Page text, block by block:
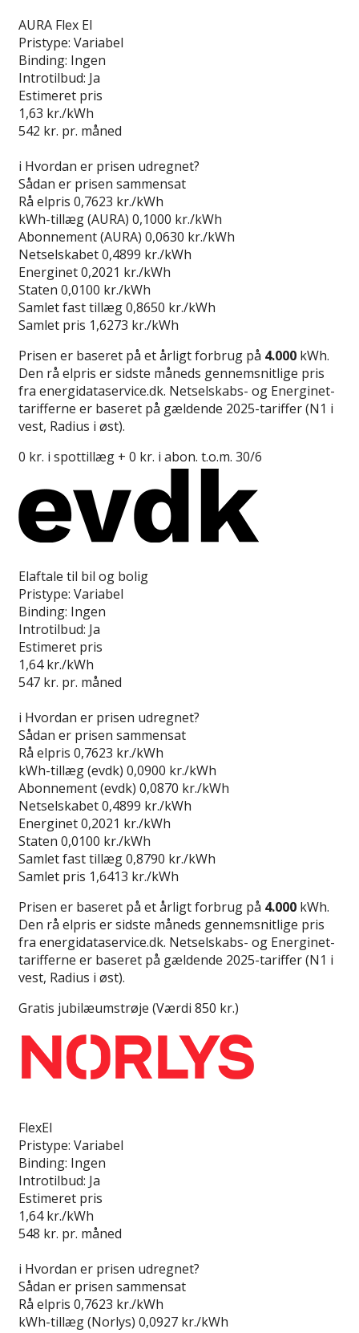
AURA Flex El
Pristype: Variabel
Binding: Ingen
Introtilbud: Ja
Estimeret pris
1,63 kr./kWh
542 kr. pr. måned
i Hvordan er prisen udregnet?
Sådan er prisen sammensat
Rå elpris 0,7623 kr./kWh
kWh-tillæg (AURA) 0,1000 kr./kWh
Abonnement (AURA) 0,0630 kr./kWh
Netselskabet0,4899 kr./kWh
Energinet0,2021 kr./kWh
Staten 0,0100 kr./kWh
Samlet fast tillæg0,8650 kr./kWh
Samlet pris 1,6273 kr./kWh
Prisen er baseret på et årligt forbrug på 4.000 kWh.
Den rå elpris er sidste måneds gennemsnitlige pris
fra energidataservice.dk. Netselskabs- og Energinet-
tarifferne er baseret på gældende 2025-tariffer (N1 i
vest, Radius i øst).
0 kr. i spottillæg + 0 kr. i abon. t.o.m. 30/6
Elaftale til bil og bolig
Pristype: Variabel
Binding: Ingen
Introtilbud: Ja
Estimeret pris
1,64 kr./kWh
547 kr. pr. måned
i Hvordan er prisen udregnet?
Sådan er prisen sammensat
Rå elpris 0,7623 kr./kWh
kWh-tillæg (evdk) 0,0900 kr./kWh
Abonnement (evdk) 0,0870 kr./kWh
Netselskabet0,4899 kr./kWh
Energinet0,2021 kr./kWh
Staten 0,0100 kr./kWh
Samlet fast tillæg0,8790 kr./kWh
Samlet pris 1,6413 kr./kWh
Prisen er baseret på et årligt forbrug på 4.000 kWh.
Den rå elpris er sidste måneds gennemsnitlige pris
fra energidataservice.dk. Netselskabs- og Energinet-
tarifferne er baseret på gældende 2025-tariffer (N1 i
vest, Radius i øst).
Gratis jubilæumstrøje (Værdi 850 kr.)
FlexEl
Pristype: Variabel
Binding: Ingen
Introtilbud: Ja
Estimeret pris
1,64 kr./kWh
548 kr. pr. måned
i Hvordan er prisen udregnet?
Sådan er prisen sammensat
Rå elpris 0,7623 kr./kWh
kWh-tillæg (Norlys) 0,0927 kr./kWh